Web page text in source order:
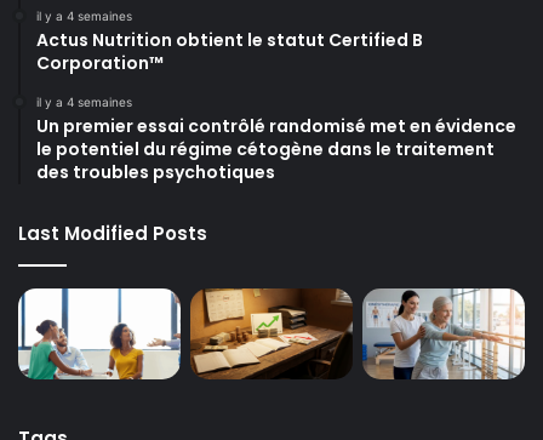
il y a 4 semaines
Actus Nutrition obtient le statut Certified B
Corporation™
il y a 4 semaines
Un premier essai contrôlé randomisé met en évidence
le potentiel du régime cétogène dans le traitement
des troubles psychotiques
Last Modified Posts